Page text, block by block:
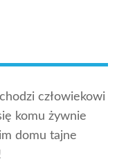
człowiekowi
komu żywnie
domu tajne